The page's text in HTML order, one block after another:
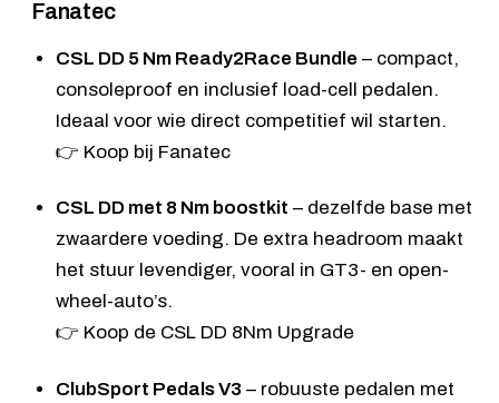
Fanatec
CSL DD 5 Nm Ready2Race Bundle – compact,
consoleproof en inclusief load-cell pedalen.
Ideaal voor wie direct competitief wil starten.
👉 Koop bij Fanatec
CSL DD met 8 Nm boostkit – dezelfde base met
zwaardere voeding. De extra headroom maakt
het stuur levendiger, vooral in GT3- en open-
wheel-auto’s.
👉 Koop de CSL DD 8Nm Upgrade
ClubSport Pedals V3 – robuuste pedalen met